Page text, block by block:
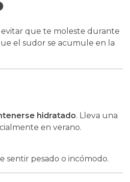
evitar que te moleste durante
el sudor se acumule en la
hidratado. Lleva una
en verano.
sentir pesado o incómodo.